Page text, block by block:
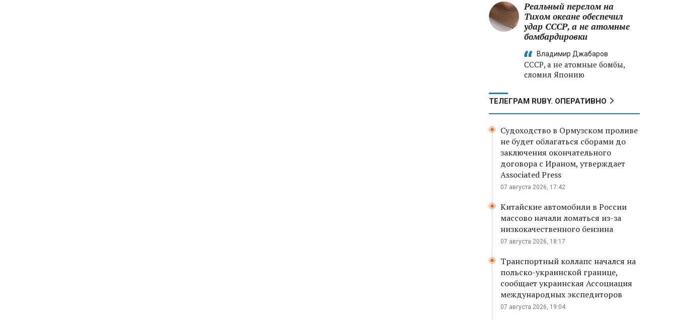
Реальный перелом на
Тихом океане обеспечил
удар СССР, а не атомные
бомбардировки
Владимир Джабаров
СССР, а не атомные бомбы,
сломил Японию
ТЕЛЕГРАМ RUBY. ОПЕРАТИВНО
Судоходство в Ормузском проливе
не будет облагаться сборами до
заключения окончательного
договора с Ираном, утверждает
Associated Press
07 августа 2026, 17:42
Китайские автомобили в России
массово начали ломаться из-за
низкокачественного бензина
07 августа 2026, 18:17
Транспортный коллапс начался на
польско-украинской границе,
сообщает украинская Ассоциация
международных экспедиторов
07 августа 2026, 19:04